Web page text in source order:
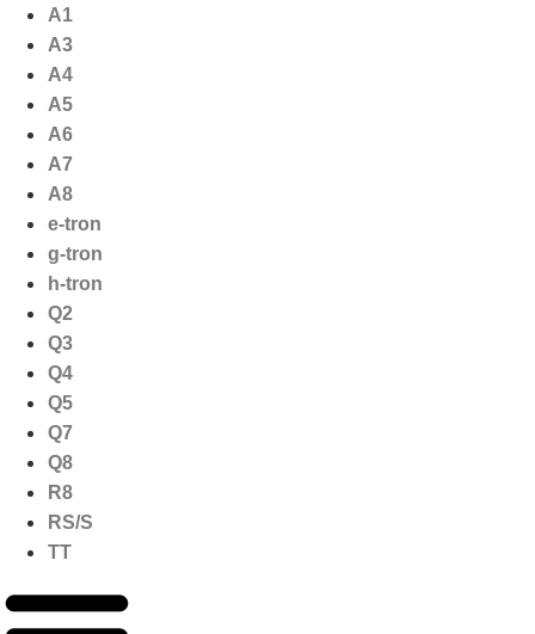
naar
inhoud
A1
A3
A4
A5
A6
A7
A8
e-tron
g-tron
h-tron
Q2
Q3
Q4
Q5
Q7
Q8
R8
RS/S
TT